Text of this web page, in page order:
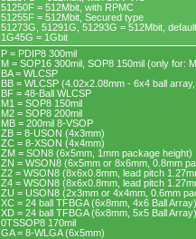
51250F = 512Mbit, with RPMC
51255F = 512Mbit, Secured type
51273G, 51291G, 51293G = 512Mbit,
1G45G = 1Gbit
P = PDIP8 300mil
M = SOP16 300mil, SOP8 150mil (only for:
BA = WLCSP
BB = WLCSP (4.02x2.08mm - 6x4 ball
BF = 48-Ball WLCSP
M1 = SOP8 150mil
M2 = SOP8 200mil
MB = 200mil 8-VSOP
ZB = 8-USON (4x3mm)
ZC = 8-XSON (4x4mm)
ZM = SON8 (6x5mm, 1mm package height)
ZN = WSON8 (6x5mm or 8x6mm, 0.8mm
Z2 = WSON8 (8x6x0.8mm, lead pitch
Z4 = WSON8 (8x6x0.8mm, lead pitch
ZU = USON8 (2x3mm or 4x4mm, 0.6mm
XC = 24 ball TFBGA (6x8mm, 4x6 Ball Array)
XD = 24 ball TFBGA (6x8mm, 5x5 Ball Array)
0TSSOP8 170mil
GA = 8-WLGA (6x5mm)